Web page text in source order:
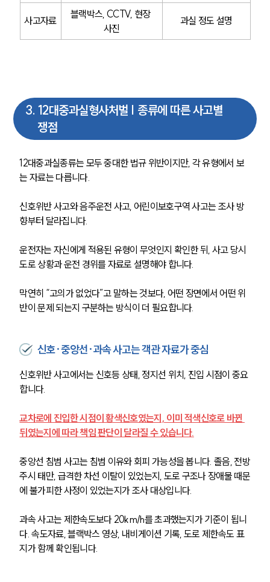
사고자료
블랙박스, CCTV, 현장
사진
과실 정도 설명
3. 12대중과실형사처벌 | 종류에 따른 사고별
쟁점
12대중과실종류는 모두 중대한 법규 위반이지만, 각 유형에서 보
는 자료는 다릅니다.
신호위반 사고와 음주운전 사고, 어린이보호구역 사고는 조사 방
향부터 달라집니다.
운전자는 자신에게 적용된 유형이 무엇인지 확인한 뒤, 사고 당시
도로 상황과 운전 경위를 자료로 설명해야 합니다.
막연히 “고의가 없었다”고 말하는 것보다, 어떤 장면에서 어떤 위
반이 문제 되는지 구분하는 방식이 더 필요합니다.
신호·중앙선·과속 사고는 객관 자료가 중심
신호위반 사고에서는 신호등 상태, 정지선 위치, 진입 시점이 중요
합니다.
교차로에 진입한 시점이 황색신호였는지, 이미 적색신호로 바뀐
뒤였는지에 따라 책임 판단이 달라질 수 있습니다.
중앙선 침범 사고는 침범 이유와 회피 가능성을 봅니다. 졸음, 전방
주시 태만, 급격한 차선 이탈이 있었는지, 도로 구조나 장애물 때문
에 불가피한 사정이 있었는지가 조사 대상입니다.
과속 사고는 제한속도보다 20km/h를 초과했는지가 기준이 됩니
다. 속도자료, 블랙박스 영상, 내비게이션 기록, 도로 제한속도 표
지가 함께 확인됩니다.